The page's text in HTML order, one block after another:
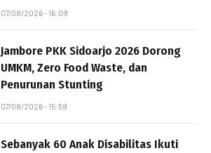
07/08/2026 - 16:09
Jambore PKK Sidoarjo 2026 Dorong
UMKM, Zero Food Waste, dan
Penurunan Stunting
07/08/2026 - 15:59
Sebanyak 60 Anak Disabilitas Ikuti